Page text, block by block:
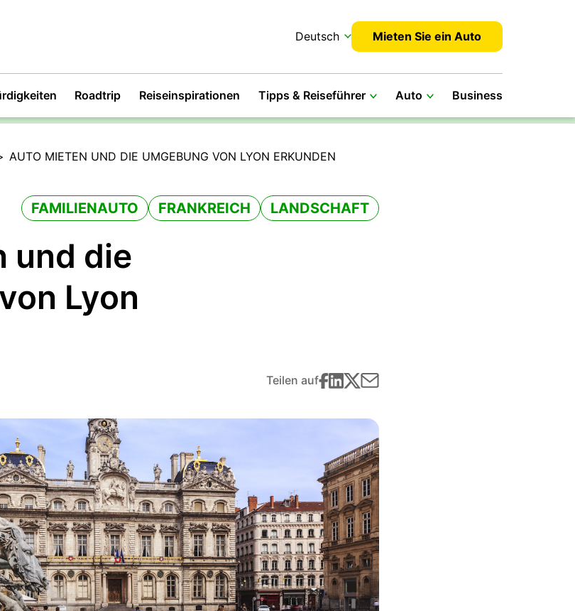
Deutsch Mieten Sie ein Auto
Roadtrip Reiseinspirationen Tipps & Reiseführer Auto Business
AUTO MIETEN UND DIE UMGEBUNG VON LYON ERKUNDEN
FAMILIENAUTO FRANKREICH LANDSCHAFT
und die
Lyon
Teilen auf